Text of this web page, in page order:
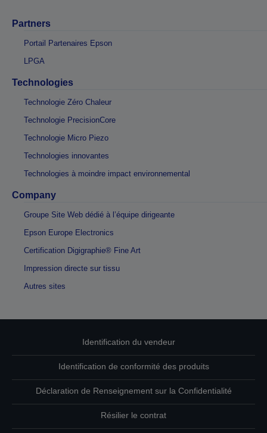
Partners
Portail Partenaires Epson
LPGA
Technologies
Technologie Zéro Chaleur
Technologie PrecisionCore
Technologie Micro Piezo
Technologies innovantes
Technologies à moindre impact environnemental
Company
Groupe Site Web dédié à l’équipe dirigeante
Epson Europe Electronics
Certification Digigraphie® Fine Art
Impression directe sur tissu
Autres sites
Identification du vendeur
Identification de conformité des produits
Déclaration de Renseignement sur la Confidentialité
Résilier le contrat